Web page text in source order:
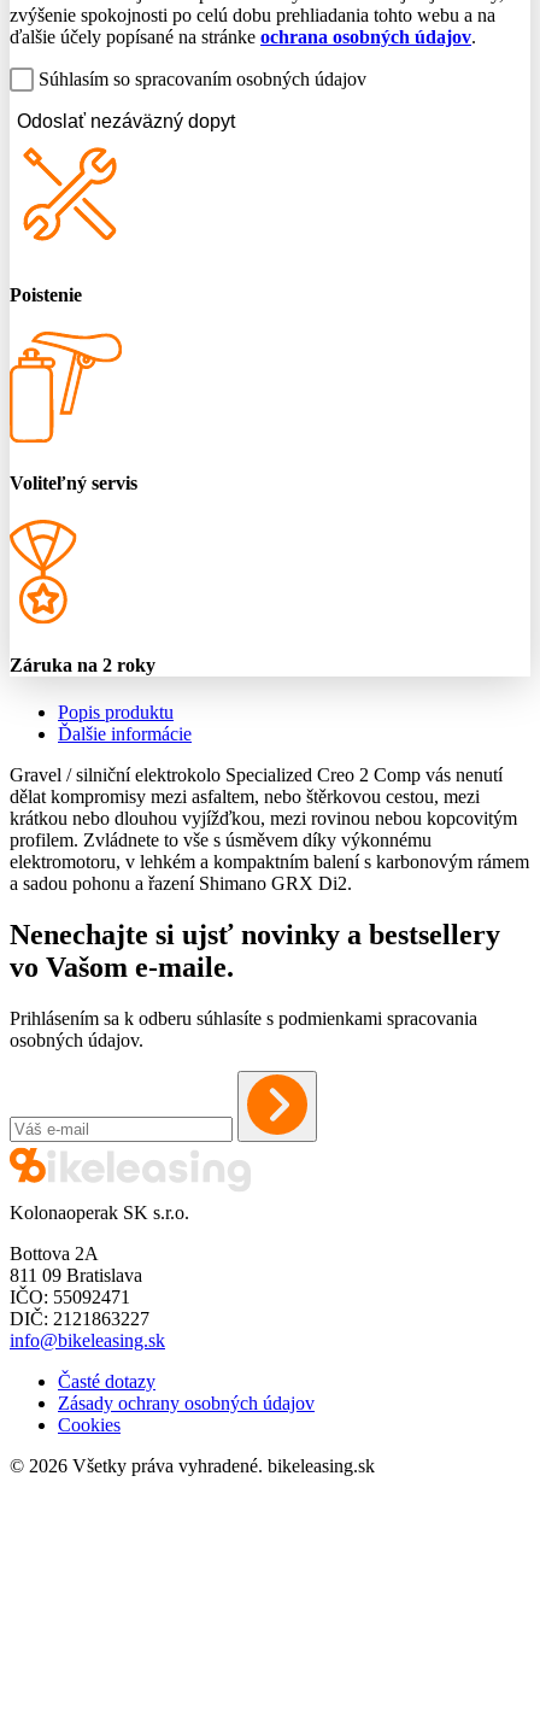
zvýšenie spokojnosti po celú dobu prehliadania tohto webu a na
ďalšie účely popísané na stránke ochrana osobných údajov.
Súhlasím so spracovaním osobných údajov
Odoslať nezáväzný dopyt
Poistenie
Voliteľný servis
Záruka na 2 roky
Popis produktu
Ďalšie informácie
Gravel / silniční elektrokolo Specialized Creo 2 Comp vás nenutí
dělat kompromisy mezi asfaltem, nebo štěrkovou cestou, mezi
krátkou nebo dlouhou vyjížďkou, mezi rovinou nebou kopcovitým
profilem. Zvládnete to vše s úsměvem díky výkonnému
elektromotoru, v lehkém a kompaktním balení s karbonovým rámem
a sadou pohonu a řazení Shimano GRX Di2.
Nenechajte si ujsť novinky a bestsellery
vo Vašom e-maile.
Prihlásením sa k odberu súhlasíte s podmienkami spracovania
osobných údajov.
Kolonaoperak SK s.r.o.
Bottova 2A
811 09 Bratislava
IČO: 55092471
DIČ: 2121863227
info@bikeleasing.sk
Časté dotazy
Zásady ochrany osobných údajov
Cookies
© 2026 Všetky práva vyhradené. bikeleasing.sk